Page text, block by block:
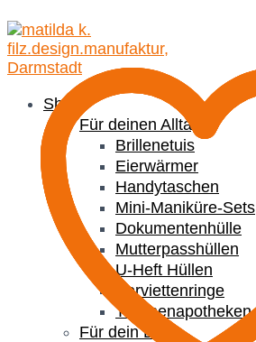
Shop
Für deinen Alltag
Brillenetuis
Eierwärmer
Handytaschen
Mini-Maniküre-Sets
Dokumentenhülle
Mutterpasshüllen
U-Heft Hüllen
Serviettenringe
Taschenapotheken
Für dein Büro